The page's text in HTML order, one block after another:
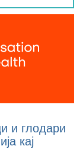
и глодари
кај